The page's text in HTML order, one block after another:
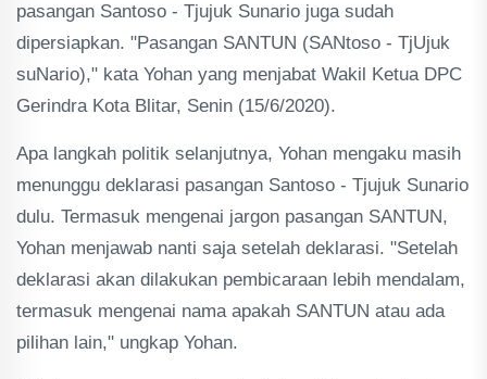
pasangan Santoso - Tjujuk Sunario juga sudah
dipersiapkan. "Pasangan SANTUN (SANtoso - TjUjuk
suNario)," kata Yohan yang menjabat Wakil Ketua DPC
Gerindra Kota Blitar, Senin (15/6/2020).
Apa langkah politik selanjutnya, Yohan mengaku masih
menunggu deklarasi pasangan Santoso - Tjujuk Sunario
dulu. Termasuk mengenai jargon pasangan SANTUN,
Yohan menjawab nanti saja setelah deklarasi. "Setelah
deklarasi akan dilakukan pembicaraan lebih mendalam,
termasuk mengenai nama apakah SANTUN atau ada
pilihan lain," ungkap Yohan.